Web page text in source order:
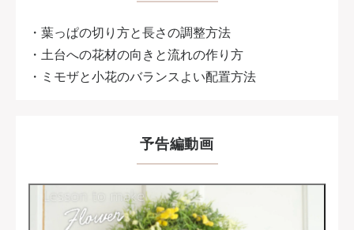
・葉っぱの切り方と長さの調整方法
・土台への花材の向きと流れの作り方
・ミモザと小花のバランスよい配置方法
予告編動画